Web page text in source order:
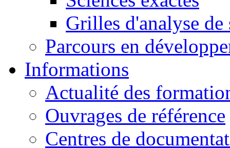
Grilles d'analyse de
Parcours en
Informations
Actualité des
Ouvrages de référence
Centres de